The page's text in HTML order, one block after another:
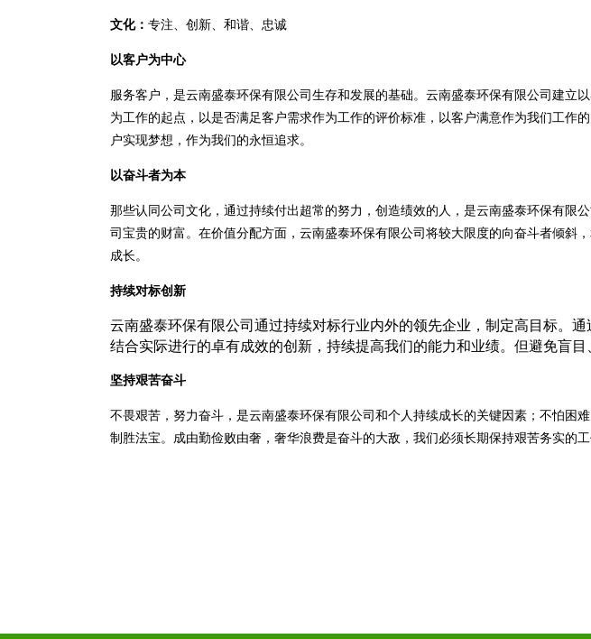
文化： 专注、创新、和谐、忠诚
以客户为中心
服务客户，是云南盛泰环保有限公司生存和发展的基础。云南盛泰环保有限公司建立
为工作的起点，以是否满足客户需求作为工作的评价标准，以客户满意作为我们工作
户实现梦想，作为我们的永恒追求。
以奋斗者为本
那些认同公司文化，通过持续付出超常的努力，创造绩效的人，是云南盛泰环保有限
司宝贵的财富。在价值分配方面，云南盛泰环保有限公司将较大限度的向奋斗者倾斜
成长。
持续对标创新
云南盛泰环保有限公司通过持续对标行业内外的领先企业，制定高目标。
结合实际进行的卓有成效的创新，持续提高我们的能力和业绩。但避免盲目
坚持艰苦奋斗
不畏艰苦，努力奋斗，是云南盛泰环保有限公司和个人持续成长的关键因素；不怕困
制胜法宝。成由勤俭败由奢，奢华浪费是奋斗的大敌，我们必须长期保持艰苦务实的工